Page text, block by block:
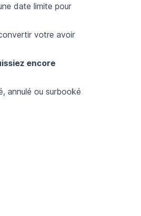
date limite pour
votre avoir
encore
annulé ou surbooké